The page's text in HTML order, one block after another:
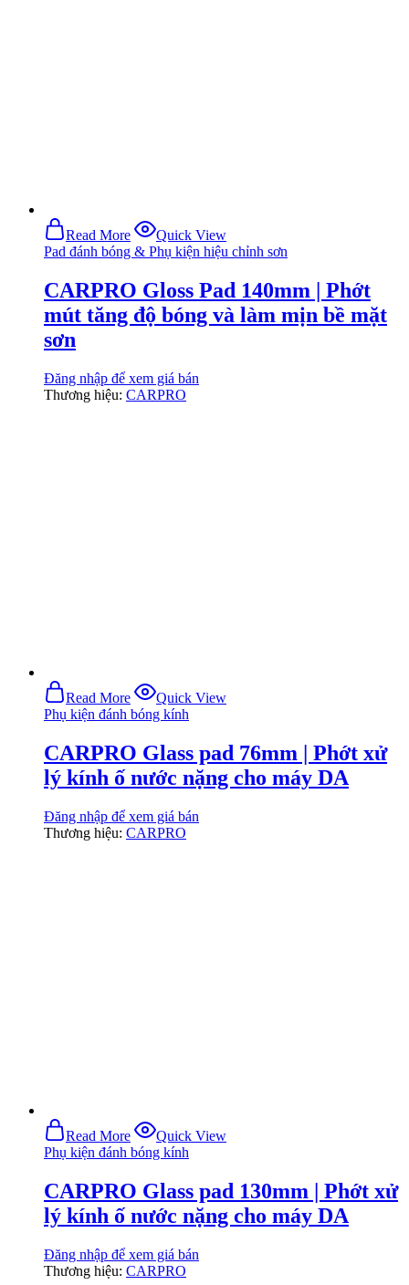
Read More
Quick View
Pad đánh bóng & Phụ kiện hiệu chỉnh sơn
CARPRO Gloss Pad 140mm | Phớt
mút tăng độ bóng và làm mịn bề mặt
sơn
Đăng nhập để xem giá bán
Thương hiệu: CARPRO
Read More
Quick View
Phụ kiện đánh bóng kính
CARPRO Glass pad 76mm | Phớt xử
lý kính ố nước nặng cho máy DA
Đăng nhập để xem giá bán
Thương hiệu: CARPRO
Read More
Quick View
Phụ kiện đánh bóng kính
CARPRO Glass pad 130mm | Phớt xử
lý kính ố nước nặng cho máy DA
Đăng nhập để xem giá bán
Thương hiệu: CARPRO